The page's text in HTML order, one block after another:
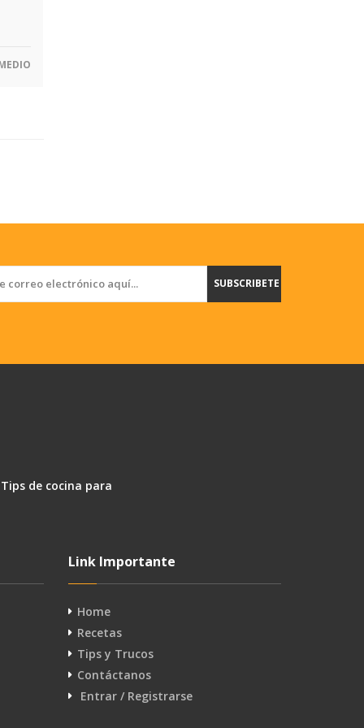
SUBSCRIBETE
de cocina para
Link Importante
Home
Recetas
Tips y Trucos
Contáctanos
Entrar / Registrarse